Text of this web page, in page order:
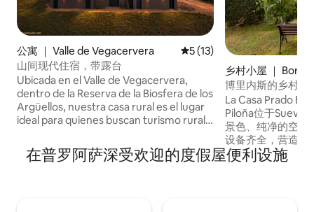
公寓 ｜ Valle de Vegacervera 平均评分 5 分（满分 5 分）
5 (13)
山间现代住宿，带露台
Ubicada en el Valle de Vegacervera,
dentro de la Reserva de la Biosfera de los
Argüellos, nuestra casa rural es el lugar
ideal para quienes buscan turismo rural
rodeado de montañas y aire puro, donde
dormir cerca de León se convierte en
乡村小屋 ｜
博里内斯的乡村别
下，可欣赏美景
La Casa Prado El
Piloña位于Sueve
景色、纯净的空气
设备齐全，营造出
宽敞的围栏花园，
椅、门廊、带浴室
在普罗阿萨深受欢迎的度假屋便利设施